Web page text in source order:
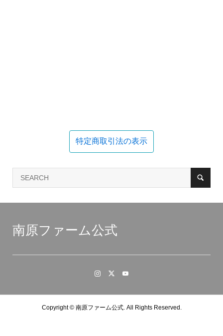
特定商取引法の表示
南原ファーム公式
Copyright ©南原ファーム公式. All Rights Reserved.